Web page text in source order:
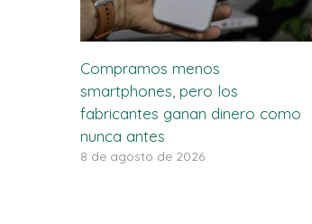
Compramos menos
smartphones, pero los
fabricantes ganan dinero como
nunca antes
8 de agosto de 2026